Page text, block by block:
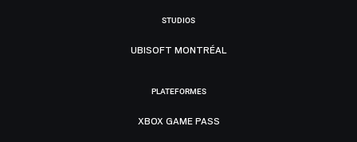
STUDIOS
UBISOFT MONTRÉAL
PLATEFORMES
XBOX GAME PASS